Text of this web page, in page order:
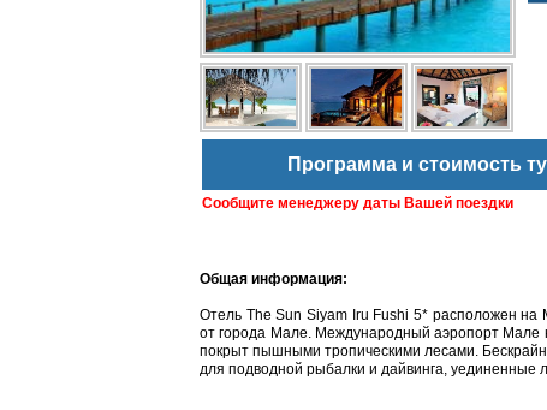
Программа и стоимость
Сообщите менеджеру даты Вашей поездки
Общая информация:
Отель The Sun Siyam Iru Fushi 5* расположен на
от города Мале. Международный аэропорт Мале
покрыт пышными тропическими лесами.
для подводной рыбалки и дайвинга, уединенные